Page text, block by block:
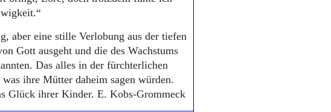
aber eine stille Verlobung aus der tiefen
Gott ausgeht und die des Wachstums
Das alles in der fürchterlichen
ihre Mütter daheim sagen würden.
Glück ihrer Kinder. E. Kobs-Grommeck